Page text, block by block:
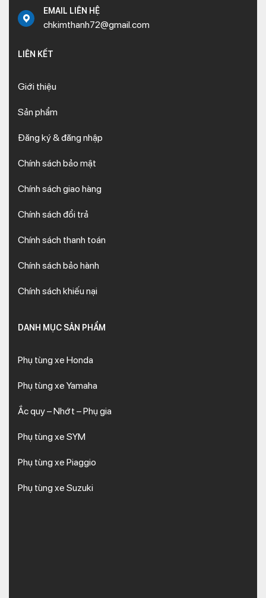
EMAIL LIÊN HỆ
chkimthanh72@gmail.com
LIÊN KẾT
Giới thiệu
Sản phẩm
Đăng ký & đăng nhập
Chính sách bảo mật
Chính sách giao hàng
Chính sách đổi trả
Chính sách thanh toán
Chính sách bảo hành
Chính sách khiếu nại
DANH MỤC SẢN PHẨM
Phụ tùng xe Honda
Phụ tùng xe Yamaha
Ắc quy – Nhớt – Phụ gia
Phụ tùng xe SYM
Phụ tùng xe Piaggio
Phụ tùng xe Suzuki